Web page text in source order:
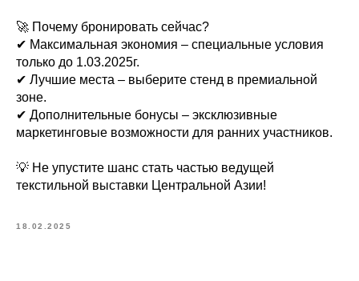
🚀 Почему бронировать сейчас?
✔ Максимальная экономия – специальные условия
только до 1.03.2025г.
✔ Лучшие места – выберите стенд в премиальной
зоне.
✔ Дополнительные бонусы – эксклюзивные
маркетинговые возможности для ранних участников.
💡 Не упустите шанс стать частью ведущей
текстильной выставки Центральной Азии!
18.02.2025